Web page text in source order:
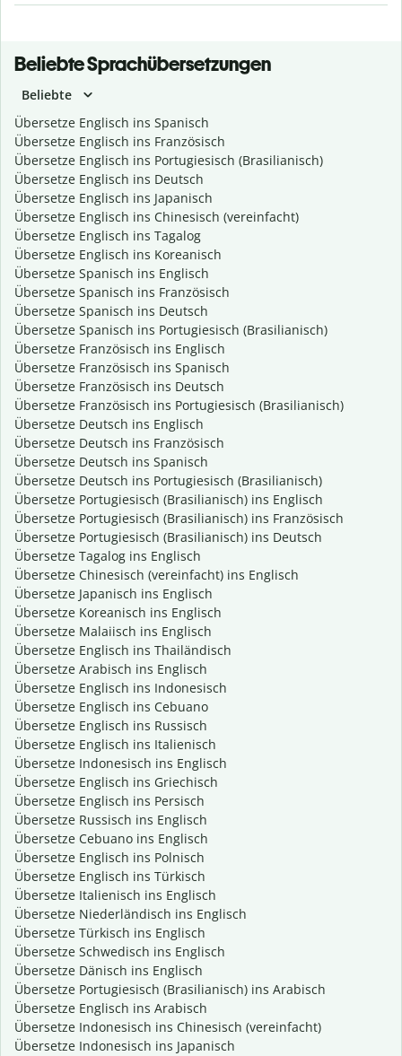
Beliebte Sprachübersetzungen
Beliebte
Übersetze Englisch ins Spanisch
Übersetze Englisch ins Französisch
Übersetze Englisch ins Portugiesisch (Brasilianisch)
Übersetze Englisch ins Deutsch
Übersetze Englisch ins Japanisch
Übersetze Englisch ins Chinesisch (vereinfacht)
Übersetze Englisch ins Tagalog
Übersetze Englisch ins Koreanisch
Übersetze Spanisch ins Englisch
Übersetze Spanisch ins Französisch
Übersetze Spanisch ins Deutsch
Übersetze Spanisch ins Portugiesisch (Brasilianisch)
Übersetze Französisch ins Englisch
Übersetze Französisch ins Spanisch
Übersetze Französisch ins Deutsch
Übersetze Französisch ins Portugiesisch (Brasilianisch)
Übersetze Deutsch ins Englisch
Übersetze Deutsch ins Französisch
Übersetze Deutsch ins Spanisch
Übersetze Deutsch ins Portugiesisch (Brasilianisch)
Übersetze Portugiesisch (Brasilianisch) ins Englisch
Übersetze Portugiesisch (Brasilianisch) ins Französisch
Übersetze Portugiesisch (Brasilianisch) ins Deutsch
Übersetze Tagalog ins Englisch
Übersetze Chinesisch (vereinfacht) ins Englisch
Übersetze Japanisch ins Englisch
Übersetze Koreanisch ins Englisch
Übersetze Malaiisch ins Englisch
Übersetze Englisch ins Thailändisch
Übersetze Arabisch ins Englisch
Übersetze Englisch ins Indonesisch
Übersetze Englisch ins Cebuano
Übersetze Englisch ins Russisch
Übersetze Englisch ins Italienisch
Übersetze Indonesisch ins Englisch
Übersetze Englisch ins Griechisch
Übersetze Englisch ins Persisch
Übersetze Russisch ins Englisch
Übersetze Cebuano ins Englisch
Übersetze Englisch ins Polnisch
Übersetze Englisch ins Türkisch
Übersetze Italienisch ins Englisch
Übersetze Niederländisch ins Englisch
Übersetze Türkisch ins Englisch
Übersetze Schwedisch ins Englisch
Übersetze Dänisch ins Englisch
Übersetze Portugiesisch (Brasilianisch) ins Arabisch
Übersetze Englisch ins Arabisch
Übersetze Indonesisch ins Chinesisch (vereinfacht)
Übersetze Indonesisch ins Japanisch